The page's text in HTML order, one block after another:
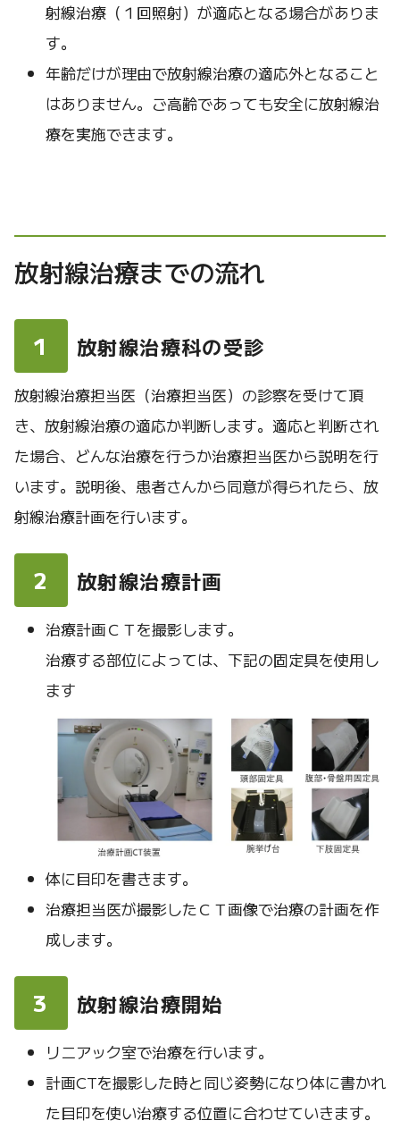
射線治療（１回照射）が適応となる場合がありま
す。
年齢だけが理由で放射線治療の適応外となること
はありません。ご高齢であっても安全に放射線治
療を実施できます。
放射線治療までの流れ
1 放射線治療科の受診
放射線治療担当医（治療担当医）の診察を受けて頂
き、放射線治療の適応か判断します。適応と判断され
た場合、どんな治療を行うか治療担当医から説明を行
います。説明後、患者さんから同意が得られたら、放
射線治療計画を行います。
2 放射線治療計画
治療計画ＣＴを撮影します。
治療する部位によっては、下記の固定具を使用し
ます
体に目印を書きます。
治療担当医が撮影したＣＴ画像で治療の計画を作
成します。
3 放射線治療開始
リニアック室で治療を行います。
計画CTを撮影した時と同じ姿勢になり体に書かれ
た目印を使い治療する位置に合わせていきます。